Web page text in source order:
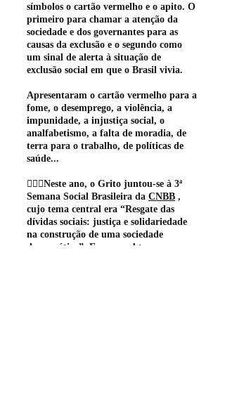
símbolos o cartão vermelho e o apito. O
primeiro para chamar a atenção da
sociedade e dos governantes para as
causas da exclusão e o segundo como
um sinal de alerta à situação de
exclusão social em que o Brasil vivia.
Apresentaram o cartão vermelho para a
fome, o desemprego, a violência, a
impunidade, a injustiça social, o
analfabetismo, a falta de moradia, de
terra para o trabalho, de políticas de
saúde...
🙋🏽‍♀️Neste ano, o Grito juntou-se à 3ª
Semana Social Brasileira da CNBB ,
cujo tema central era “Resgate das
dívidas sociais: justiça e solidariedade
na construção de uma sociedade
democrática”. E como subtemas: